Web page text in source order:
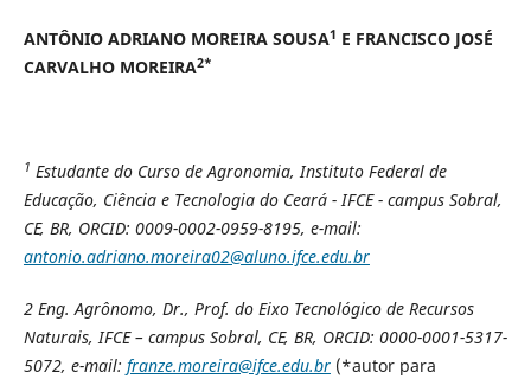
ANTÔNIO ADRIANO MOREIRA SOUSA1 E FRANCISCO JOSÉ
CARVALHO MOREIRA2*
1 Estudante do Curso de Agronomia, Instituto Federal de
Educação, Ciência e Tecnologia do Ceará - IFCE - campus Sobral,
CE, BR, ORCID: 0009-0002-0959-8195, e-mail:
antonio.adriano.moreira02@aluno.ifce.edu.br
2Eng. Agrônomo, Dr., Prof. do Eixo Tecnológico de Recursos
Naturais, IFCE – campus Sobral, CE, BR, ORCID: 0000-0001-5317-
5072, e-mail: franze.moreira@ifce.edu.br(*autor para